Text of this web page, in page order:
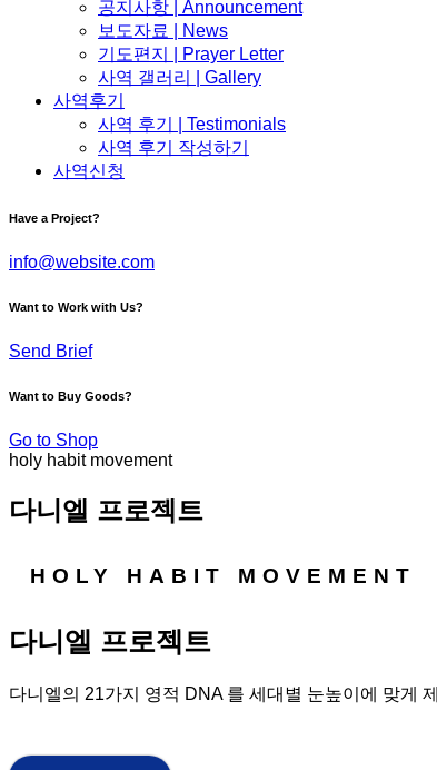
공지사항 | Announcement
보도자료 | News
기도편지 | Prayer Letter
사역 갤러리 | Gallery
사역후기
사역 후기 | Testimonials
사역 후기 작성하기
사역신청
Have a Project?
info@website.com
Want to Work with Us?
Send Brief
Want to Buy Goods?
Go to Shop
holy habit movement
다니엘 프로젝트
HOLY HABIT MOVEMENT
다니엘 프로젝트
다니엘의 21가지 영적 DNA 를 세대별 눈높이에 맞게